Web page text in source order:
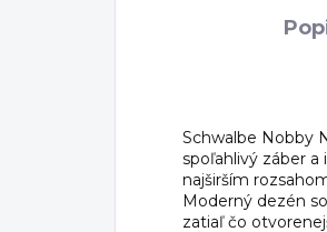
Schwalbe Nobby
spoľahlivý záber
najširším
Moderný dezén
zatiaľ čo